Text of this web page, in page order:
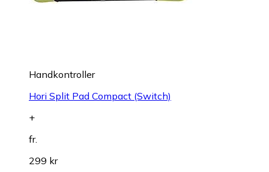
Handkontroller
Hori Split Pad Compact (Switch)
+
fr.
299 kr